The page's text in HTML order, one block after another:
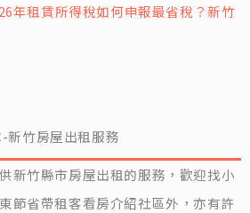
年租賃所得稅如何申報最省稅？新竹
新竹房屋出租服務
新竹縣市房屋出租的服務，歡迎找小
節省帶租客看房介紹社區外，亦有許